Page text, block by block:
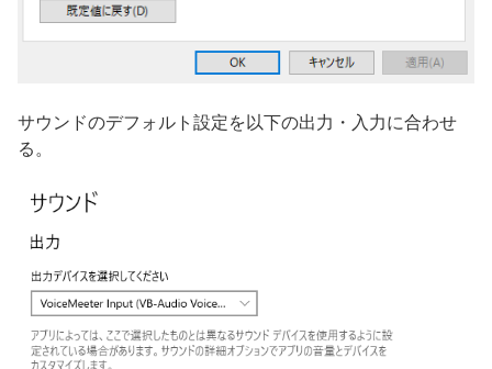
サウンドのデフォルト設定を以下の出力・入力に合わせ
る。